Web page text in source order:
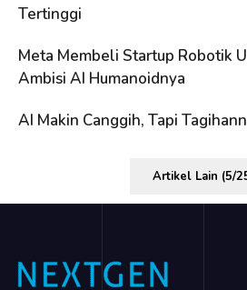
Tertinggi
Meta Membeli Startup Robotik
Ambisi AI Humanoidnya
AI Makin Canggih, Tapi
Artikel Lain (5/